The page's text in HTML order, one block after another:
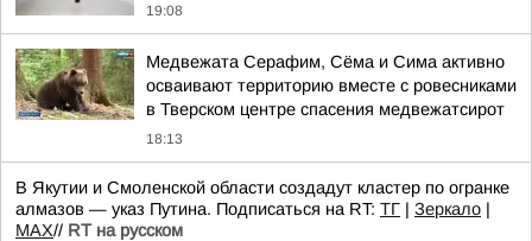
19:08
Медвежата Серафим, Сёма и Сима активно
осваивают территорию вместе с ровесниками
в Тверском центре спасения медвежатсирот
18:13
В Якутии и Смоленской области создадут кластер по огранке
алмазов — указ Путина. Подписаться на RT: ТГ | Зеркало |
MAX// RT на русском